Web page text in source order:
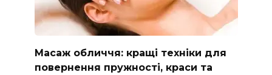
Масаж обличчя: кращі техніки для
повернення пружності, краси та